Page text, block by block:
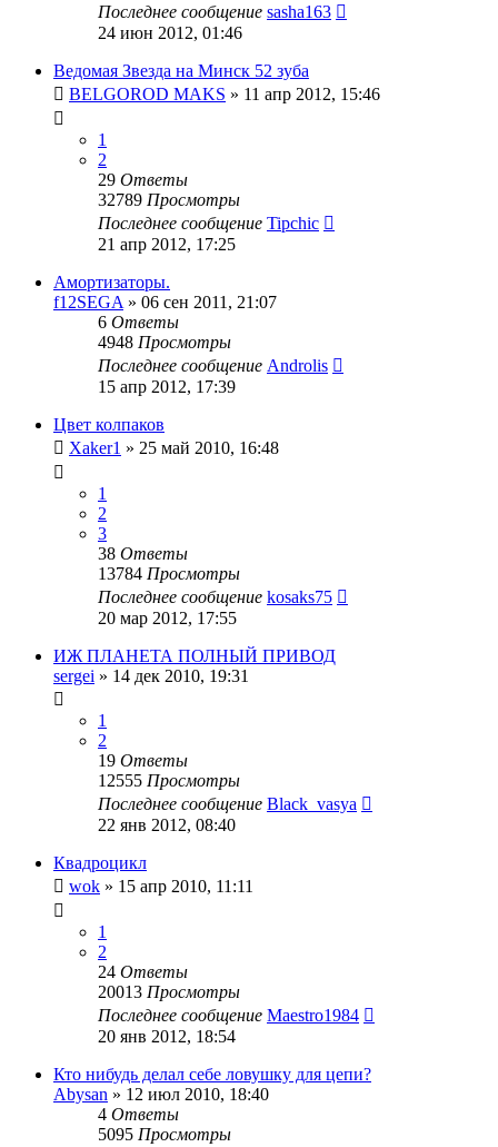
Последнее сообщение sasha163
24 июн 2012, 01:46
Ведомая Звезда на Минск 52 зуба
BELGOROD MAKS » 11 апр 2012, 15:46
1
2
29 Ответы
32789 Просмотры
Последнее сообщение Tipchic
21 апр 2012, 17:25
Амортизаторы.
f12SEGA » 06 сен 2011, 21:07
6 Ответы
4948 Просмотры
Последнее сообщение Androlis
15 апр 2012, 17:39
Цвет колпаков
Xaker1 » 25 май 2010, 16:48
1
2
3
38 Ответы
13784 Просмотры
Последнее сообщение kosaks75
20 мар 2012, 17:55
ИЖ ПЛАНЕТА ПОЛНЫЙ ПРИВОД
sergei » 14 дек 2010, 19:31
1
2
19 Ответы
12555 Просмотры
Последнее сообщение Black_vasya
22 янв 2012, 08:40
Квадроцикл
wok » 15 апр 2010, 11:11
1
2
24 Ответы
20013 Просмотры
Последнее сообщение Maestro1984
20 янв 2012, 18:54
Кто нибудь делал себе ловушку для цепи?
Abysan » 12 июл 2010, 18:40
4 Ответы
5095 Просмотры